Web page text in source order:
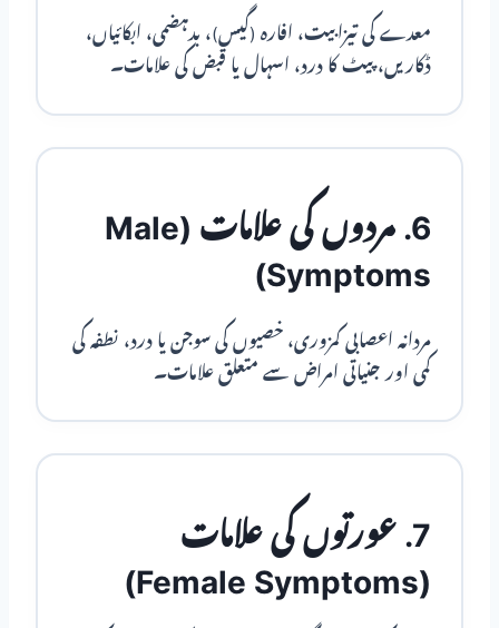
معدے کی تیزابیت، افارہ (گیس)، بدہضمی، ابکائیاں،
ڈکاریں، پیٹ کا درد، اسہال یا قبض کی علامات۔
6. مردوں کی علامات (Male
Symptoms)
مردانہ اعصابی کمزوری، خصیوں کی سوجن یا درد، نطفہ کی
کمی اور جنیاتی امراض سے متعلق علامات۔
7. عورتوں کی علامات
(Female Symptoms)